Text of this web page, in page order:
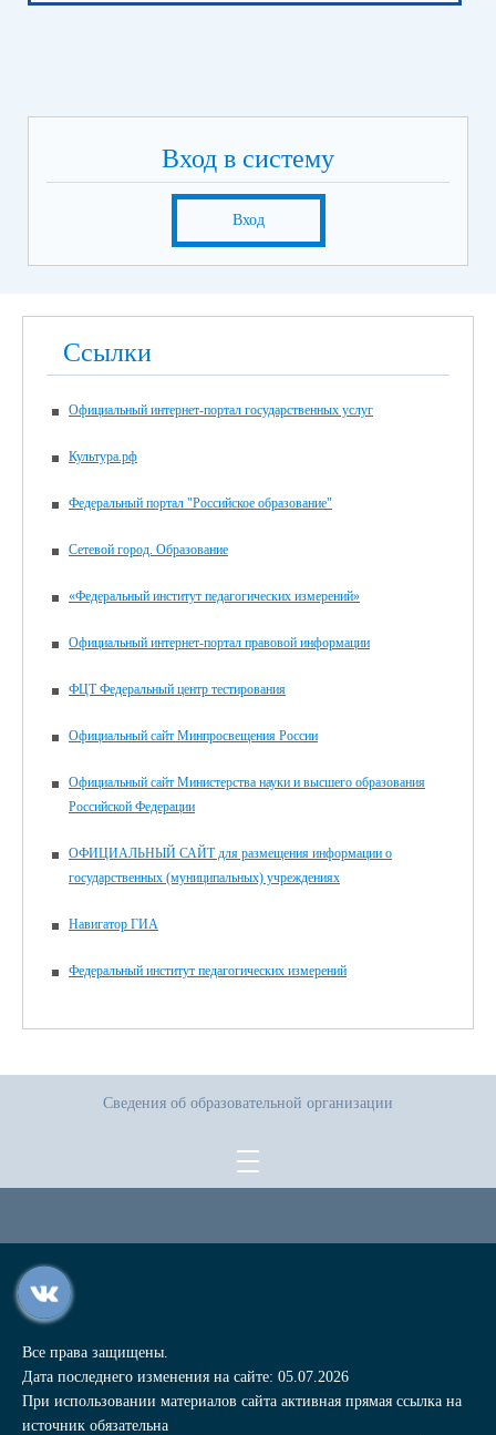
Вход в систему
Вход
Ссылки
Официальный интернет-портал государственных услуг
Культура.рф
Федеральный портал "Российское образование"
Сетевой город. Образование
«Федеральный институт педагогических измерений»
Официальный интернет-портал правовой информации
ФЦТ Федеральный центр тестирования
Официальный сайт Минпросвещения России
Официальный сайт Министерства науки и высшего образования
Российской Федерации
ОФИЦИАЛЬНЫЙ САЙТ для размещения информации о
государственных (муниципальных) учреждениях
Навигатор ГИА
Федеральный институт педагогических измерений
Сведения об образовательной организации
Все права защищены.
Дата последнего изменения на сайте: 05.07.2026
При использовании материалов сайта активная прямая ссылка на
источник обязательна